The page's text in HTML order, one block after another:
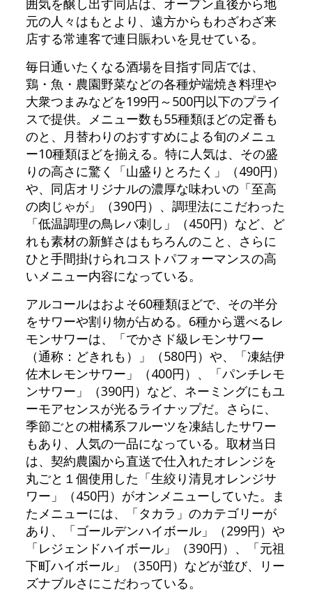
元の人々はもとより、遠方からもわざわざ来
店する常連客で連日賑わいを見せている。
毎日通いたくなる酒場を目指す同店では、
鶏・魚・農園野菜などの各種炉端焼き料理や
大衆つまみなどを199円～500円以下のプライ
スで提供。メニュー数も55種類ほどの定番も
のと、月替わりのおすすめによる旬のメニュ
ー10種類ほどを揃える。特に人気は、その盛
りの高さに驚く「山盛りとろたく」（490円）
や、同店オリジナルの濃厚な味わいの「至高
の肉じゃが」（390円）、調理法にこだわった
「低温調理の鳥レバ刺し」（450円）など、ど
れも素材の新鮮さはもちろんのこと、さらに
ひと手間掛けられコストパフォーマンスの高
いメニュー内容になっている。
アルコールはおよそ60種類ほどで、その半分
をサワーや割り物が占める。6種から選べるレ
モンサワーは、「でかさド級レモンサワー
（通称：どきれも）」（580円）や、「凍結伊
佐木レモンサワー」（400円）、「パンチレモ
ンサワー」（390円）など、ネーミングにもユ
ーモアセンスが光るライナップだ。さらに、
季節ごとの柑橘系フルーツを凍結したサワー
もあり、人気の一品になっている。取材当日
は、契約農園から直送で仕入れたオレンジを
丸ごと１個使用した「生絞り清見オレンジサ
ワー」（450円）がオンメニューしていた。ま
たメニューには、「タカラ」のカテゴリーが
あり、「ゴールデンハイボール」（299円）や
「レジェンドハイボール」（390円）、「元祖
下町ハイボール」（350円）などが並び、リー
ズナブルさにこだわっている。